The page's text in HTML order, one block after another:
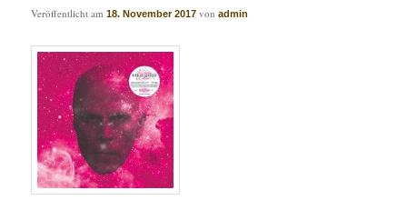
Veröffentlicht am18. November 2017 vonadmin